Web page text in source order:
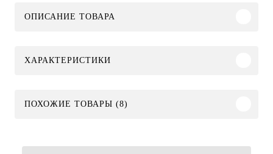
ОПИСАНИЕ ТОВАРА
ХАРАКТЕРИСТИКИ
ПОХОЖИЕ ТОВАРЫ (8)